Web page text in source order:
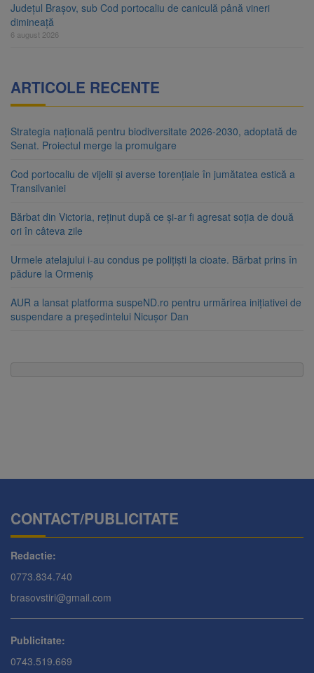
Județul Brașov, sub Cod portocaliu de caniculă până vineri
dimineață
6 august 2026
ARTICOLE RECENTE
Strategia națională pentru biodiversitate 2026-2030, adoptată de
Senat. Proiectul merge la promulgare
Cod portocaliu de vijelii și averse torențiale în jumătatea estică a
Transilvaniei
Bărbat din Victoria, reținut după ce și-ar fi agresat soția de două
ori în câteva zile
Urmele atelajului i-au condus pe polițiști la cioate. Bărbat prins în
pădure la Ormeniș
AUR a lansat platforma suspeND.ro pentru urmărirea inițiativei de
suspendare a președintelui Nicușor Dan
CONTACT/PUBLICITATE
Redactie:
0773.834.740
brasovstiri@gmail.com
Publicitate:
0743.519.669